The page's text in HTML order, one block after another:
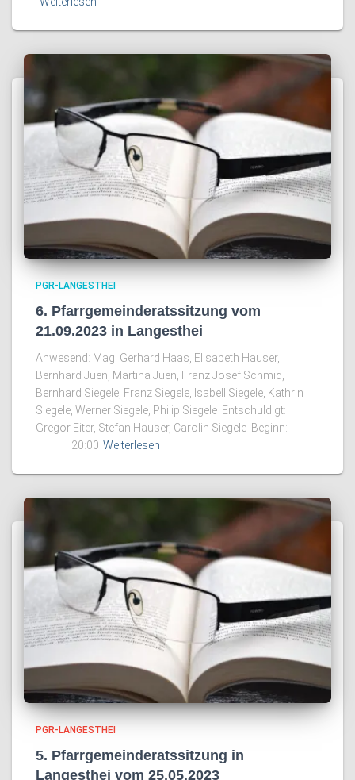
PGR-LANGESTHEI
6. Pfarrgemeinderatssitzung vom
21.09.2023 in Langesthei
Anwesend: Mag. Gerhard Haas, Elisabeth Hauser,
Bernhard Juen, Martina Juen, Franz Josef Schmid,
Bernhard Siegele, Franz Siegele, Isabell Siegele, Kathrin
Siegele, Werner Siegele, Philip Siegele Entschuldigt:
Gregor Eiter, Stefan Hauser, Carolin Siegele Beginn:
20:00 Weiterlesen
PGR-LANGESTHEI
5. Pfarrgemeinderatssitzung in
Langesthei vom 25.05.2023